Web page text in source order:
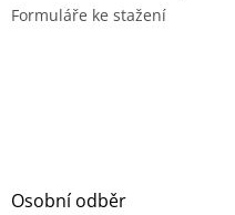
Formuláře ke stažení
Osobní odběr